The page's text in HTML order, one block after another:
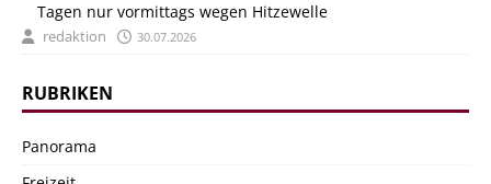
Tagen nur vormittags wegen Hitzewelle
redaktion 30.07.2026
RUBRIKEN
Panorama